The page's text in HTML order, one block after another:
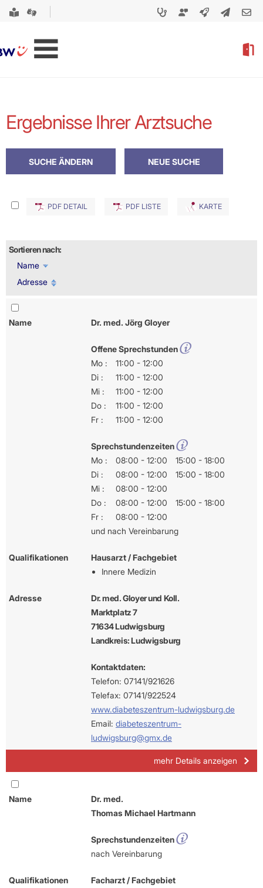
Ergebnisse Ihrer Arztsuche
PDF DETAIL PDF LISTE KARTE
Sortieren nach:
Name
Adresse
Name Dr. med. Jörg Gloyer
Offene Sprechstunden
Mo :
11:00 - 12:00
Di :
11:00 - 12:00
Mi :
11:00 - 12:00
Do :
11:00 - 12:00
Fr :
11:00 - 12:00
Sprechstundenzeiten
Mo :
08:00 - 12:00
15:00 - 18:00
Di :
08:00 - 12:00
15:00 - 18:00
Mi :
08:00 - 12:00
Do :
08:00 - 12:00
15:00 - 18:00
Fr :
08:00 - 12:00
und nach Vereinbarung
Qualifikationen
Hausarzt / Fachgebiet
Innere Medizin
Adresse
Dr. med. Gloyer und Koll.
Marktplatz 7
71634 Ludwigsburg
Landkreis: Ludwigsburg
Kontaktdaten:
Telefon: 07141/921626
Telefax: 07141/922524
www.diabeteszentrum-ludwigsburg.de
Email: diabeteszentrum-
ludwigsburg@gmx.de
mehr Details anzeigen
Name
Dr. med.
Thomas Michael Hartmann
Sprechstundenzeiten
nach Vereinbarung
Qualifikationen
Facharzt / Fachgebiet